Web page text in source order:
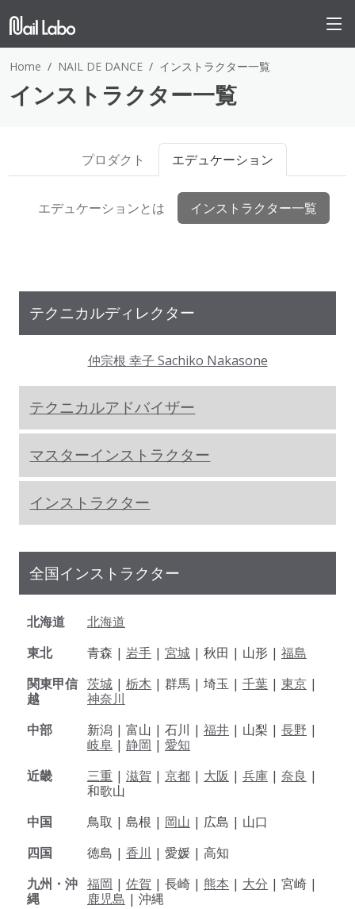
Home NAIL DE DANCE インストラクター一覧
インストラクター一覧
プロダクト エデュケーション
エデュケーションとは インストラクター一覧
テクニカルディレクター
仲宗根 幸子 Sachiko Nakasone
テクニカルアドバイザー
マスターインストラクター
インストラクター
全国インストラクター
北海道
北海道
東北
青森 | 岩手 | 宮城 | 秋田 | 山形 | 福島
関東甲信
越
茨城 | 栃木 | 群馬 | 埼玉 | 千葉 | 東京 |
神奈川
中部
新潟 | 富山 | 石川 | 福井 | 山梨 | 長野 |
岐阜 | 静岡 | 愛知
近畿
三重 | 滋賀 | 京都 | 大阪 | 兵庫 | 奈良 |
和歌山
中国
鳥取 | 島根 | 岡山 | 広島 | 山口
四国
徳島 | 香川 | 愛媛 | 高知
九州・沖
縄
福岡 | 佐賀 | 長崎 | 熊本 | 大分 | 宮崎 |
鹿児島 | 沖縄